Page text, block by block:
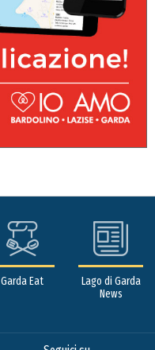
Garda Eat
Lago di Garda
News